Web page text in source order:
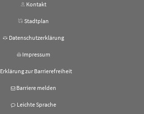
Kontakt
Stadtplan
Datenschutzerklärung
Impressum
Erklärung zur Barrierefreiheit
Barriere melden
Leichte Sprache